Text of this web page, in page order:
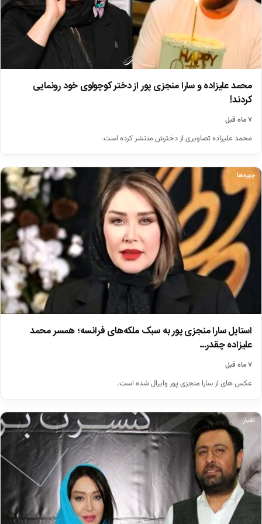
محمد علیزاده و سارا منجزی پور از دختر کوچولوی خود رونمایی
کردند!
۷ ماه قبل
محمد علیزاده تصاویری از دخترش منتشر کرده است.
چهره‌ها
استایل سارا منجزی پور به سبک ملکه‌های فرانسه؛ همسر محمد
علیزاده چقدر…
۷ ماه قبل
عکس های از سارا منجزی پور وایرال شده است.
اخبار